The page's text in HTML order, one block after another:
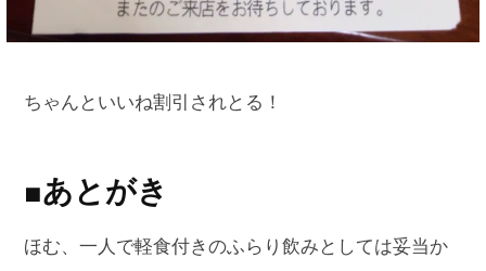
ちゃんといいね割引されとる！
■あとがき
ほむ、一人で軽食付きのふらり飲みとしては妥当か